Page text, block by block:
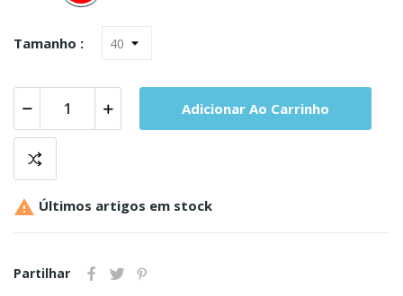
Tamanho :
Adicionar Ao Carrinho
 Últimos artigos em stock
Partilhar